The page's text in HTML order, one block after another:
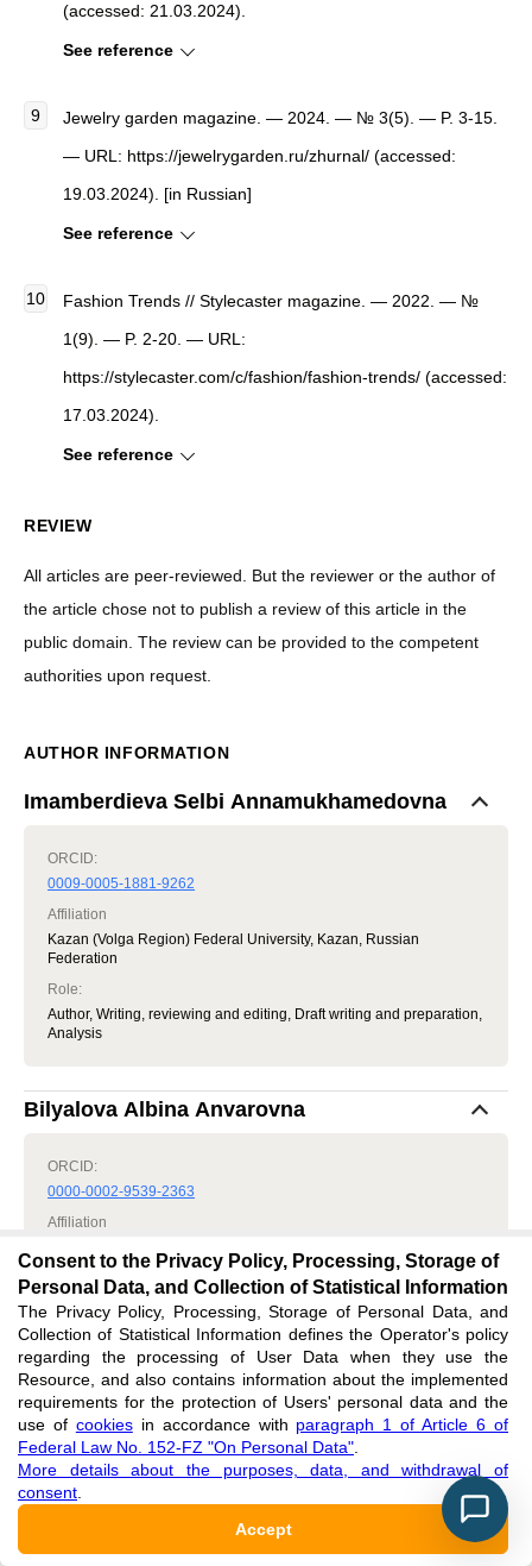
(accessed: 21.03.2024).
See reference
Jewelry garden magazine. — 2024. — № 3(5). — P. 3-15.
— URL: https://jewelrygarden.ru/zhurnal/ (accessed:
19.03.2024). [in Russian]
See reference
Fashion Trends // Stylecaster magazine. — 2022. — №
1(9). — P. 2-20. — URL:
https://stylecaster.com/c/fashion/fashion-trends/ (accessed:
17.03.2024).
See reference
REVIEW
All articles are peer-reviewed. But the reviewer or the author of
the article chose not to publish a review of this article in the
public domain. The review can be provided to the competent
authorities upon request.
AUTHOR INFORMATION
Imamberdieva Selbi Annamukhamedovna
ORCID:
0009-0005-1881-9262
Affiliation
Kazan (Volga Region) Federal University, Kazan, Russian
Federation
Role:
Author, Writing, reviewing and editing, Draft writing and preparation,
Analysis
Bilyalova Albina Anvarovna
ORCID:
0000-0002-9539-2363
Affiliation
Federation
Role:
Author, Data curation, Management
ELIBRARY AUTHOR ID:
758888
RESEARCHER ID:
N-8599-2015
Consent to the Privacy Policy, Processing, Storage of
Personal Data, and Collection of Statistical Information
The Privacy Policy, Processing, Storage of Personal Data, and
Collection of Statistical Information defines the Operator's policy
regarding the processing of User Data when they use the
Resource, and also contains information about the implemented
requirements for the protection of Users' personal data and the
use of cookiesin accordance with paragraph 1 of Article 6 of
Federal Law No. 152-FZ "On Personal Data"
More details about the purposes, data, and withdrawal of
consent
Accept